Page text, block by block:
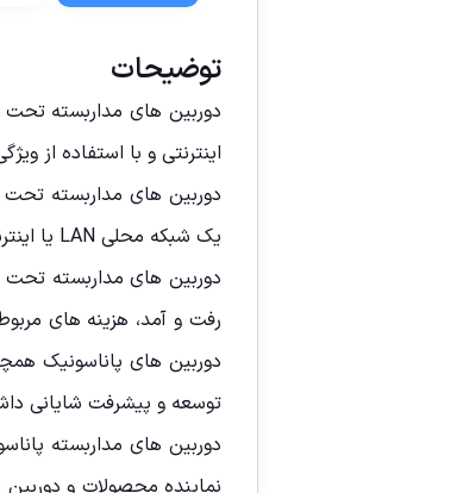
توضیحات
اینترنتی و با استفاده از
دوربین های مداربسته تحت
یک شبکه محلی LAN یا اینترنت در هر مکان و هر زمان تصویر زنده خواهيم داشت .
رفت و آمد، هزینه های
دوربین های پاناسونیک
توسعه و پیشرفت شایانی
دوربین های مداربسته
نماینده محصولات و دوربین